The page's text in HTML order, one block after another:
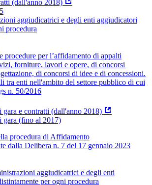
(dall'anno 2018)
aggiudicatrici e degli enti aggiudicatori
procedura
procedure per l’affidamento di appalti
forniture, lavori e opere, di concorsi
di concorsi di idee e di concessioni.
tra enti nell'ambito del settore pubblico di cui
n. 50/2016
gara e contratti (dall'anno 2018)
gara (fino al 2017)
procedura di Affidamento
dalla Delibera n. 7 del 17 gennaio 2023
aggiudicatrici e degli enti
per ogni procedura